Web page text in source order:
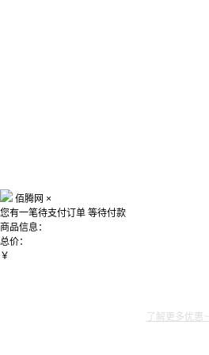
佰腾网 ×
您有一笔待支付订单 等待付款
商品信息：
总价：
￥
了解更多优惠~